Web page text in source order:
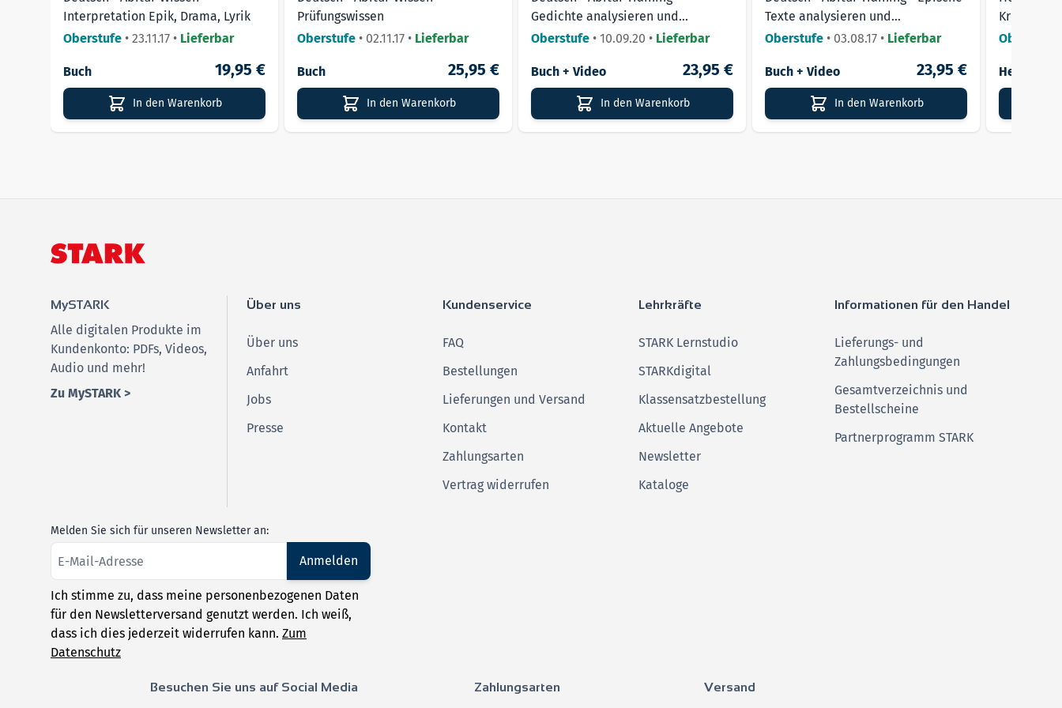
Interpretation Epik, Drama, Lyrik
Oberstufe • 23.11.17 • Lieferbar
Buch 19,95 €
In den Warenkorb
Prüfungswissen
Oberstufe • 02.11.17 • Lieferbar
Buch 25,95 €
In den Warenkorb
Gedichte analysieren und
interpretieren
Oberstufe • 10.09.20 • Lieferbar
Buch + Video 23,95 €
In den Warenkorb
Texte analysieren und
interpretieren
Oberstufe • 03.08.17 • Lieferbar
Buch + Video 23,95 €
In den Warenkorb
Krug -
Oberstufe
Heft
MySTARK
Alle digitalen Produkte im
Kundenkonto: PDFs, Videos,
Audio und mehr!
Zu MySTARK >
Über uns
Über uns
Anfahrt
Jobs
Presse
Kundenservice
FAQ
Bestellungen
Lieferungen und Versand
Kontakt
Zahlungsarten
Vertrag widerrufen
Lehrkräfte
STARK Lernstudio
STARKdigital
Klassensatzbestellung
Aktuelle Angebote
Newsletter
Kataloge
Informationen für den Handel
Lieferungs- und
Zahlungsbedingungen
Gesamtverzeichnis und
Bestellscheine
Partnerprogramm STARK
Melden Sie sich für unseren Newsletter an:
Anmelden
Ich stimme zu, dass meine personenbezogenen Daten
für den Newsletterversand genutzt werden. Ich weiß,
dass ich dies jederzeit widerrufen kann. Zum
Datenschutz
Besuchen Sie uns auf Social Media Zahlungsarten Versand